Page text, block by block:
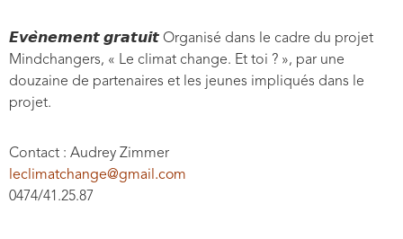
𝙀𝙫𝙚̀𝙣𝙚𝙢𝙚𝙣𝙩 𝙜𝙧𝙖𝙩𝙪𝙞𝙩 Organisé dans le cadre du projet
Mindchangers, « Le climat change. Et toi ? », par une
douzaine de partenaires et les jeunes impliqués dans le
projet.
Contact : Audrey Zimmer
leclimatchange@gmail.com
0474/41.25.87